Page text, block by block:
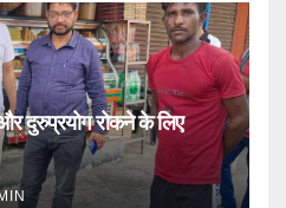
दुरुप्रयोग रोकने के लिए